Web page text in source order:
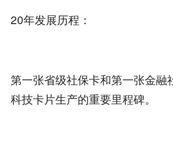
20年发展历程：
第一张省级社保卡和第一张金融
科技卡片生产的重要里程碑。